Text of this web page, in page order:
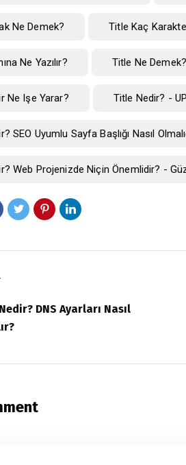
Ne Demek? Title Kaç
Ne Yazılır? Title Ne
Ne Işe Yarar? Title Nedir? -
SEO Uyumlu Sayfa Başlığı Nasıl
Web Projenizde Niçin Önemlidir? -
DNS Ayarları Nasıl